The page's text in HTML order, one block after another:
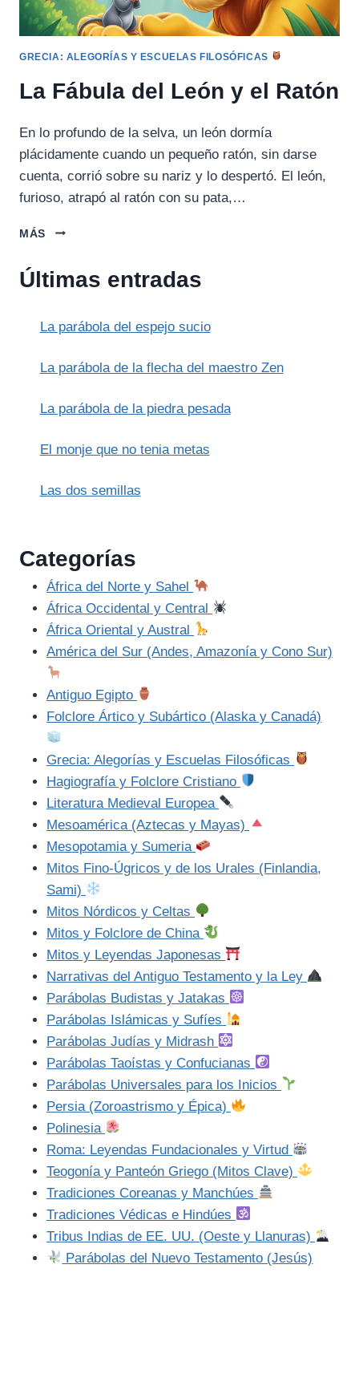
GRECIA: ALEGORÍAS Y ESCUELAS FILOSÓFICAS
La Fábula del León y el Ratón
En lo profundo de la selva, un león dormía
plácidamente cuando un pequeño ratón, sin darse
cuenta, corrió sobre su nariz y lo despertó. El león,
furioso, atrapó al ratón con su pata,…
MÁS
LA
LEÓN
RATÓN
Últimas entradas
La parábola del espejo sucio
La parábola de la flecha del maestro Zen
La parábola de la piedra pesada
El monje que no tenia metas
Las dos semillas
Categorías
África del Norte y Sahel
África Occidental y Central
África Oriental y Austral
América del Sur (Andes, Amazonía y Cono Sur)
Antiguo Egipto
Folclore Ártico y Subártico (Alaska y Canadá)
Grecia: Alegorías y Escuelas Filosóficas
Hagiografía y Folclore Cristiano
Literatura Medieval Europea
Mesoamérica (Aztecas y Mayas)
Mesopotamia y Sumeria
Mitos Fino-Úgricos y de los Urales (Finlandia,
Sami)
Mitos Nórdicos y Celtas
Mitos y Folclore de China
Mitos y Leyendas Japonesas
Narrativas del Antiguo Testamento y la Ley
Parábolas Budistas y Jatakas
Parábolas Islámicas y Sufíes
Parábolas Judías y Midrash
Parábolas Taoístas y Confucianas
Parábolas Universales para los Inicios
Persia (Zoroastrismo y Épica)
Polinesia
Roma: Leyendas Fundacionales y Virtud
Teogonía y Panteón Griego (Mitos Clave)
Tradiciones Coreanas y Manchúes
Tradiciones Védicas e Hindúes
Tribus Indias de EE. UU. (Oeste y Llanuras)
Parábolas del Nuevo Testamento (Jesús)